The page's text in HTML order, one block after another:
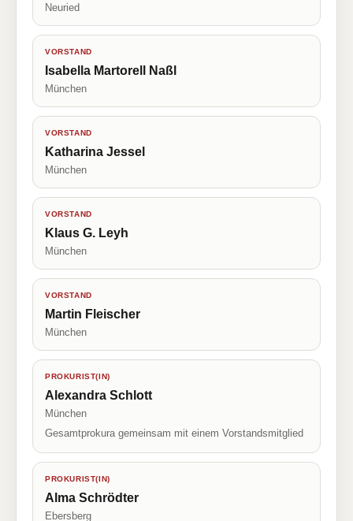
Neuried
VORSTAND
Isabella Martorell Naßl
München
VORSTAND
Katharina Jessel
München
VORSTAND
Klaus G. Leyh
München
VORSTAND
Martin Fleischer
München
PROKURIST(IN)
Alexandra Schlott
München
Gesamtprokura gemeinsam mit einem Vorstandsmitglied
PROKURIST(IN)
Alma Schrödter
Ebersberg